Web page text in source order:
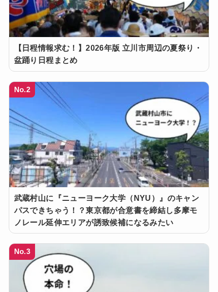
【日程情報求む！】2026年版 立川市周辺の夏祭り・
盆踊り日程まとめ
No.2
武蔵村山に『ニューヨーク大学（NYU）』のキャン
パスできちゃう！？東京都が合意書を締結し多摩モ
ノレール延伸エリアが誘致候補になるみたい
No.3